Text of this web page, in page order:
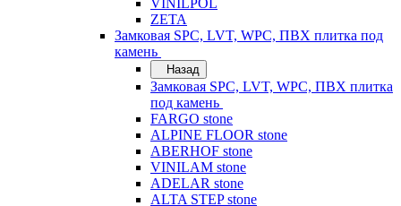
VINILPOL
ZETA
Замковая SPC, LVT, WPC, ПВХ плитка под
камень
Назад
Замковая SPC, LVT, WPC, ПВХ плитка
под камень
FARGO stone
ALPINE FLOOR stone
ABERHOF stone
VINILAM stone
ADELAR stone
ALTA STEP stone